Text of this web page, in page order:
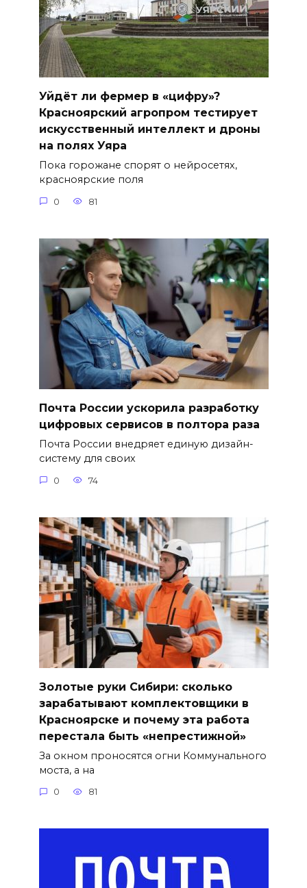
Уйдёт ли фермер в «цифру»?
Красноярский агропром тестирует
искусственный интеллект и дроны
на полях Уяра
Пока горожане спорят о нейросетях,
красноярские поля
0 81
Почта России ускорила разработку
цифровых сервисов в полтора раза
Почта России внедряет единую дизайн-
систему для своих
0 74
Золотые руки Сибири: сколько
зарабатывают комплектовщики в
Красноярске и почему эта работа
перестала быть «непрестижной»
За окном проносятся огни Коммунального
моста, а на
0 81